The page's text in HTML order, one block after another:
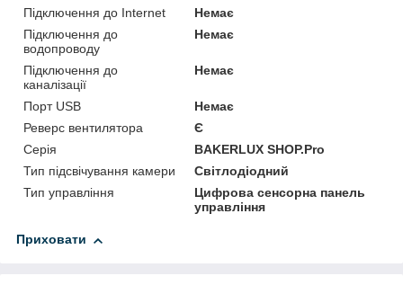
Підключення до Internet
Немає
Підключення до
водопроводу
Немає
Підключення до
каналізації
Немає
Порт USB
Немає
Реверс вентилятора
Є
Серія
BAKERLUX SHOP.Pro
Тип підсвічування камери
Світлодіодний
Тип управління
Цифрова сенсорна панель
управління
Приховати